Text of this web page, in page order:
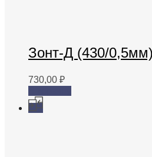
Зонт-Д (430/
730,00 ₽